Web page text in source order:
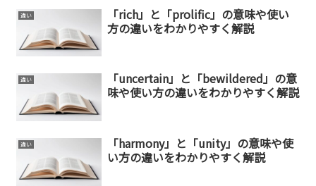
違い
「rich」と「prolific」の意味や使い
方の違いをわかりやすく解説
違い
「uncertain」と「bewildered」の意
味や使い方の違いをわかりやすく解説
違い
「harmony」と「unity」の意味や使
い方の違いをわかりやすく解説